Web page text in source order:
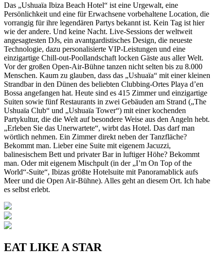
Das „Ushuaïa Ibiza Beach Hotel“ ist eine Urgewalt, eine
Persönlichkeit und eine für Erwachsene vorbehaltene Location, die
vorrangig für ihre legendären Partys bekannt ist. Kein Tag ist hier
wie der andere. Und keine Nacht. Live-Sessions der weltweit
angesagtesten DJs, ein avantgardistisches Design, die neueste
Technologie, dazu personalisierte VIP-Leistungen und eine
einzigartige Chill-out-Poollandschaft locken Gäste aus aller Welt.
Vor der großen Open-Air-Bühne tanzen nicht selten bis zu 8.000
Menschen. Kaum zu glauben, dass das „Ushuaïa“ mit einer kleinen
Strandbar in den Dünen des beliebten Clubbing-Ortes Playa d’en
Bossa angefangen hat. Heute sind es 415 Zimmer und einzigartige
Suiten sowie fünf Restaurants in zwei Gebäuden am Strand („The
Ushuaïa Club“ und „Ushuaïa Tower“) mit einer kochenden
Partykultur, die die Welt auf besondere Weise aus den Angeln hebt.
„Erleben Sie das Unerwartete“, wirbt das Hotel. Das darf man
wörtlich nehmen. Ein Zimmer direkt neben der Tanzfläche?
Bekommt man. Lieber eine Suite mit eigenem Jacuzzi,
balinesischem Bett und privater Bar in luftiger Höhe? Bekommt
man. Oder mit eigenem Mischpult (in der „I’m On Top of the
World“-Suite“, Ibizas größte Hotelsuite mit Panoramablick aufs
Meer und die Open Air-Bühne). Alles geht an diesem Ort. Ich habe
es selbst erlebt.
EAT LIKE A STAR